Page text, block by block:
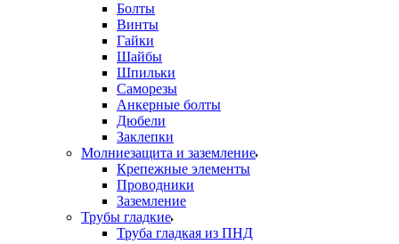
Болты
Винты
Гайки
Шайбы
Шпильки
Саморезы
Анкерные болты
Дюбели
Заклепки
Молниезащита и заземление
Крепежные элементы
Проводники
Заземление
Трубы гладкие
Труба гладкая из ПНД